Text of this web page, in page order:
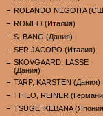
ROLANDO NEGOITA
ROMEO (Италия)
S. BANG (Дания)
SER JACOPO (Италия)
SKOVGAARD, LASSE
(Дания)
TARP, KARSTEN (Дания)
THILO, REINER
TSUGE IKEBANA